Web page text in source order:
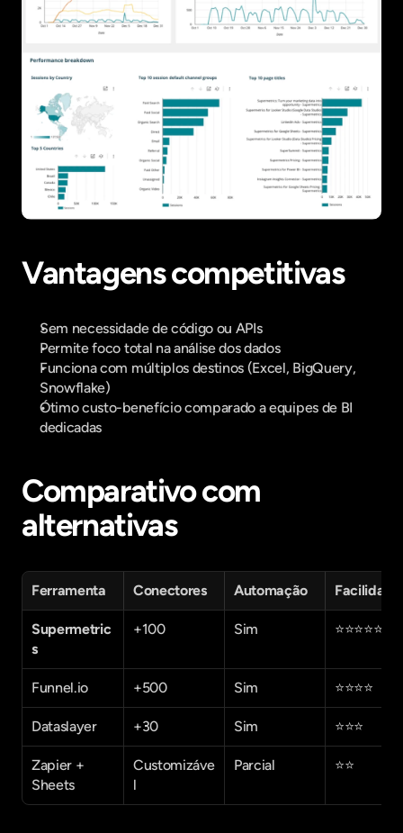
Vantagens competitivas
Sem necessidade de código ou APIs
Permite foco total na análise dos dados
Funciona com múltiplos destinos (Excel, BigQuery,
Snowflake)
Ótimo custo-benefício comparado a equipes de BI
dedicadas
Comparativo com
alternativas
Ferramenta Conectores Automação Facilidade
Supermetric
s
+100 Sim ⭐⭐⭐⭐⭐
Funnel.io +500 Sim ⭐⭐⭐⭐
Dataslayer +30 Sim ⭐⭐⭐
Zapier +
Sheets
Customizáve
l
Parcial ⭐⭐